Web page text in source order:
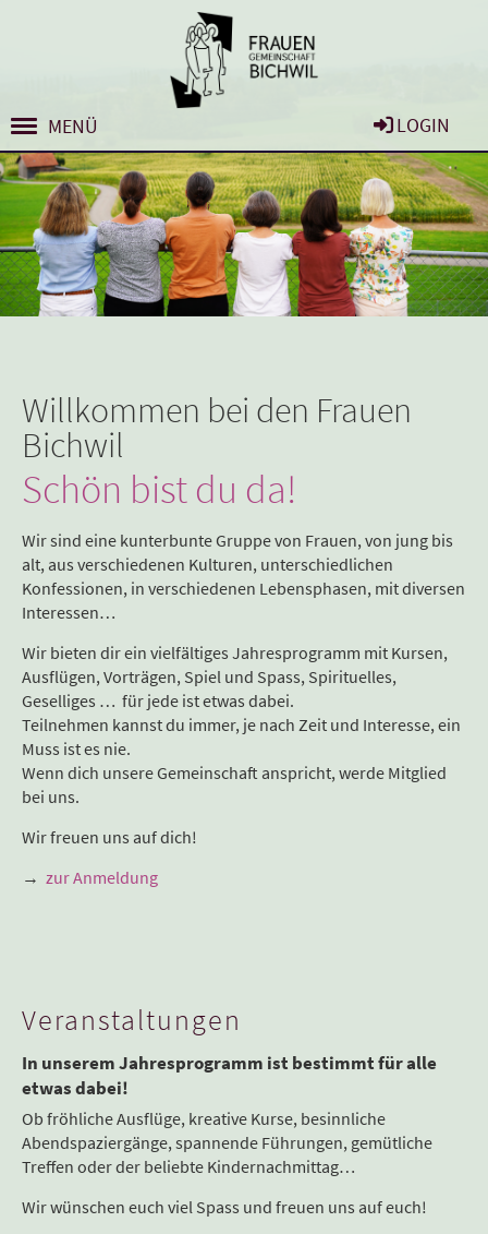
MENÜ LOGIN
Willkommen bei den Frauen
Bichwil
Schön bist du da!
Wir sind eine kunterbunte Gruppe von Frauen, von jung bis
alt, aus verschiedenen Kulturen, unterschiedlichen
Konfessionen, in verschiedenen Lebensphasen, mit diversen
Interessen…
Wir bieten dir ein vielfältiges Jahresprogramm mit Kursen,
Ausflügen, Vorträgen, Spiel und Spass, Spirituelles,
Geselliges … für jede ist etwas dabei.
Teilnehmen kannst du immer, je nach Zeit und Interesse, ein
Muss ist es nie.
Wenn dich unsere Gemeinschaft anspricht, werde Mitglied
bei uns.
Wir freuen uns auf dich!
→ zur Anmeldung
Veranstaltungen
In unserem Jahresprogramm ist bestimmt für alle
etwas dabei!
Ob fröhliche Ausflüge, kreative Kurse, besinnliche
Abendspaziergänge, spannende Führungen, gemütliche
Treffen oder der beliebte Kindernachmittag…
Wir wünschen euch viel Spass und freuen uns auf euch!